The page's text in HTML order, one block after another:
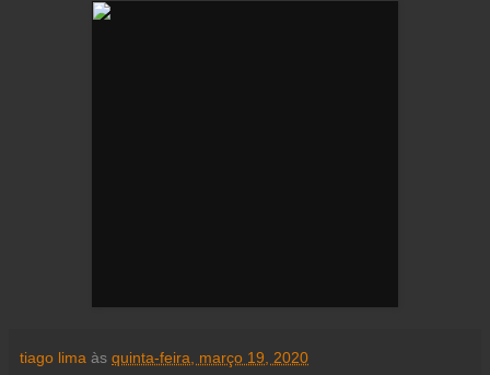
tiago lima às quinta-feira, março 19, 2020